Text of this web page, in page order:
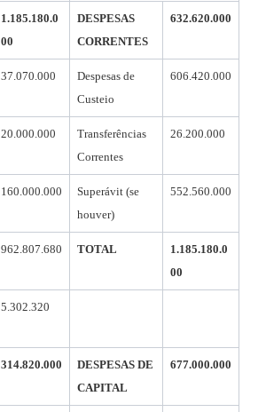
1.185.180.0
00
DESPESAS
CORRENTES
632.620.000
37.070.000
Despesas de
Custeio
606.420.000
20.000.000
Transferências
Correntes
26.200.000
160.000.000
Superávit (se
houver)
552.560.000
962.807.680 TOTAL
1.185.180.0
00
5.302.320
314.820.000
DESPESAS DE
CAPITAL
677.000.000